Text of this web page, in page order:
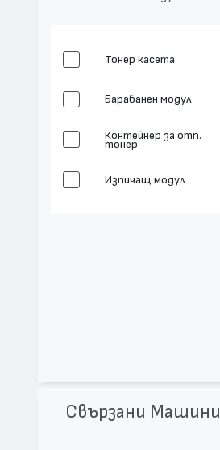
Тонер касета
Барабанен модул
Контейнер за отп.
тонер
Изпичащ модул
Свързани Машини